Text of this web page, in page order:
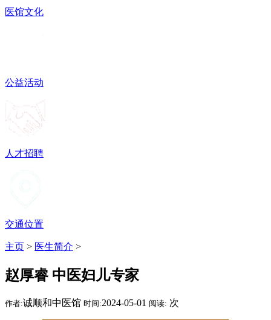
医馆文化
公益活动
人才招聘
交通位置
主页 > 医生简介 >
赵厚睿 中医妇儿专家
作者:诚顺和中医馆 时间:2024-05-01 阅读: 次